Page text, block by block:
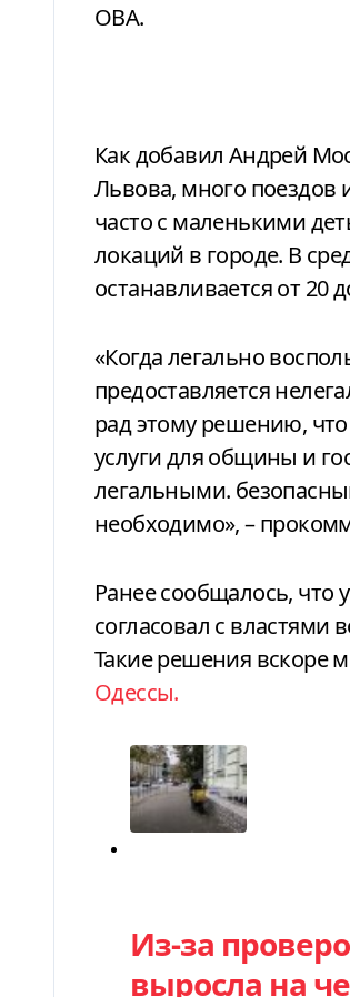
ОВА.
Как добавил Андрей
Львова, много поездов
часто с маленькими
локаций в городе. В
останавливается от 20
«Когда легально
предоставляется
рад этому решению,
услуги для общины и
легальными.
необходимо», –
Ранее сообщалось, что
согласовал с властями
Такие решения вскоре
Одессы.
Из-за
выросла на